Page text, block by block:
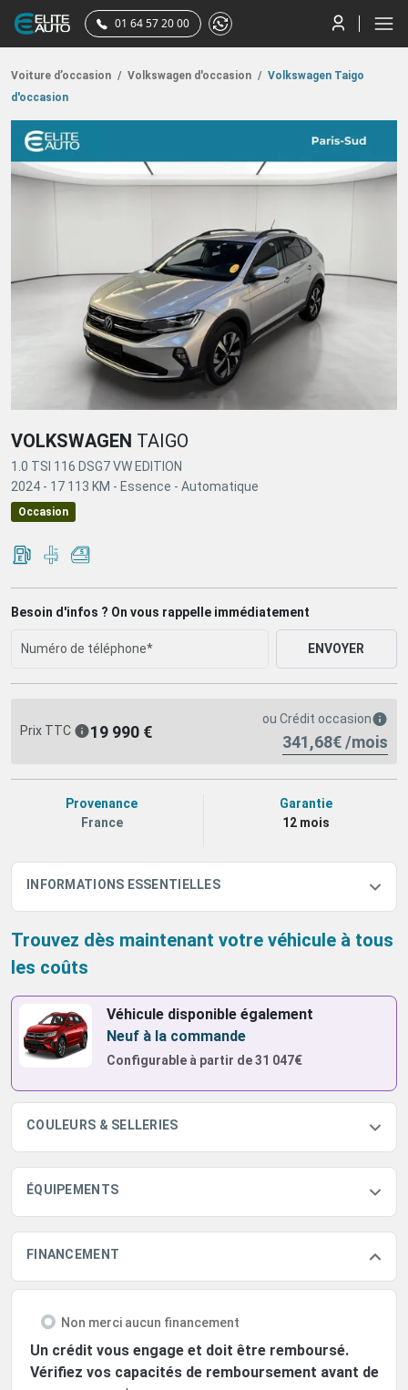
01 64 57 20 00
Voiture d’occasion / Volkswagen d'occasion / Volkswagen Taigo
d'occasion
VOLKSWAGEN TAIGO
1.0 TSI 116 DSG7 VW EDITION
2024 - 17 113 KM - Essence - Automatique
Occasion
Besoin d'infos ? On vous rappelle immédiatement
ENVOYER
Prix TTC 19 990 €
ou Crédit occasion
341,68€ /mois
Provenance
France
Garantie
12 mois
INFORMATIONS ESSENTIELLES
Trouvez dès maintenant votre véhicule à tous
les coûts
Véhicule disponible également
Neuf à la commande
Configurable à partir de31 047€
COULEURS & SELLERIES
ÉQUIPEMENTS
FINANCEMENT
Non merci aucun financement
Un crédit vous engage et doit être remboursé.
Vérifiez vos capacités de remboursement avant de